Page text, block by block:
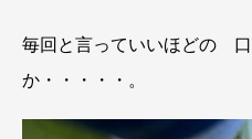
毎回と言っていいほどの
か・・・・・。